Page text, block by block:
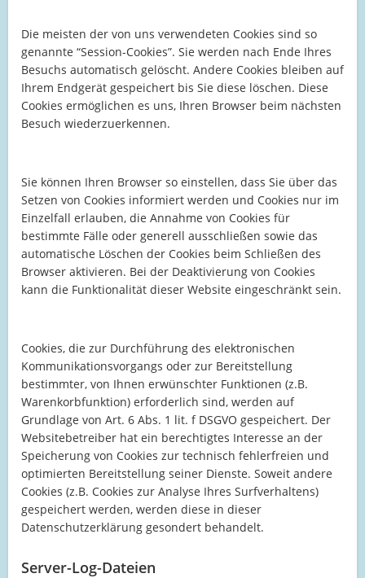
Die meisten der von uns verwendeten Cookies sind so
genannte “Session-Cookies”. Sie werden nach Ende Ihres
Besuchs automatisch gelöscht. Andere Cookies bleiben auf
Ihrem Endgerät gespeichert bis Sie diese löschen. Diese
Cookies ermöglichen es uns, Ihren Browser beim nächsten
Besuch wiederzuerkennen.
Sie können Ihren Browser so einstellen, dass Sie über das
Setzen von Cookies informiert werden und Cookies nur im
Einzelfall erlauben, die Annahme von Cookies für
bestimmte Fälle oder generell ausschließen sowie das
automatische Löschen der Cookies beim Schließen des
Browser aktivieren. Bei der Deaktivierung von Cookies
kann die Funktionalität dieser Website eingeschränkt sein.
Cookies, die zur Durchführung des elektronischen
Kommunikationsvorgangs oder zur Bereitstellung
bestimmter, von Ihnen erwünschter Funktionen (z.B.
Warenkorbfunktion) erforderlich sind, werden auf
Grundlage von Art. 6 Abs. 1 lit. f DSGVO gespeichert. Der
Websitebetreiber hat ein berechtigtes Interesse an der
Speicherung von Cookies zur technisch fehlerfreien und
optimierten Bereitstellung seiner Dienste. Soweit andere
Cookies (z.B. Cookies zur Analyse Ihres Surfverhaltens)
gespeichert werden, werden diese in dieser
Datenschutzerklärung gesondert behandelt.
Server-Log-Dateien